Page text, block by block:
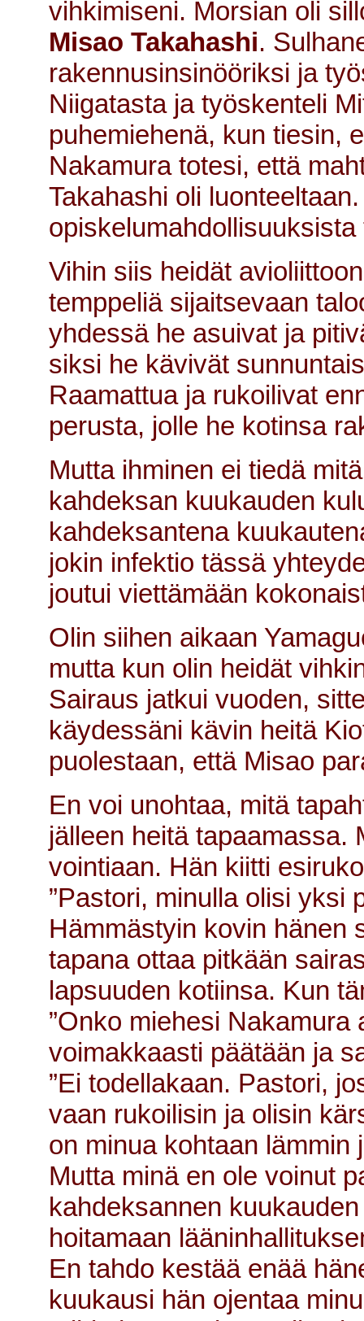
vihkimiseni. Morsian oli
Misao Takahashi.
rakennusinsinööriksi ja
Niigatasta ja työskenteli
puhemiehenä, kun tiesin,
Nakamura totesi, että
Takahashi oli
Vihin siis heidät
temppeliä sijaitsevaan
yhdessä he asuivat ja
siksi he kävivät
Raamattua ja rukoilivat
perusta, jolle he kotinsa
Mutta ihminen ei tiedä
kahdeksan kuukauden
kahdeksantena
jokin infektio tässä
joutui viettämään
Olin siihen aikaan
mutta kun olin heidät
Sairaus jatkui vuoden,
käydessäni kävin heitä
puolestaan, että Misao
En voi unohtaa, mitä
jälleen heitä tapaamassa.
vointiaan. Hän kiitti
”Pastori, minulla olisi yksi
Hämmästyin kovin hänen
tapana ottaa pitkään
lapsuuden kotiinsa. Kun
”Onko miehesi
voimakkaasti päätään ja
”Ei todellakaan. Pastori,
vaan rukoilisin ja olisin
on minua kohtaan
Mutta minä en ole voinut
kahdeksannen
hoitamaan
En tahdo kestää enää
kuukausi hän ojentaa